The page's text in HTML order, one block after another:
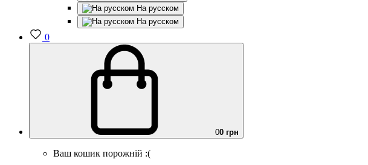
На русском
На русском
0
00 грн
Ваш кошик порожній :(